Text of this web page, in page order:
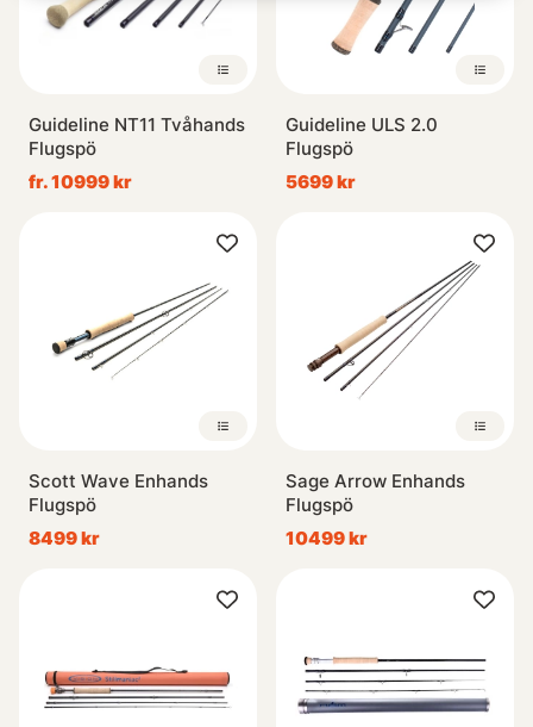
Guideline NT11 Tvåhands
Flugspö
fr. 10999 kr
Guideline ULS 2.0
Flugspö
5699 kr
Scott Wave Enhands
Flugspö
8499 kr
Sage Arrow Enhands
Flugspö
10499 kr